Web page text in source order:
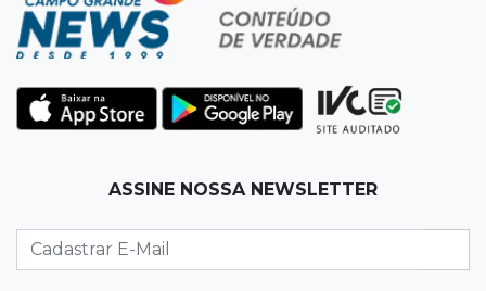
Carro atravessa avenida, destrói garagem e é
abandonado após acidente
09:343ª morte em 24 horas
Pedestre morre atropelado durante a
Atletas de MS intensificam preparação para
disputa do Brasileiro de Kung Fu
ASSINE NOSSA NEWSLETTER